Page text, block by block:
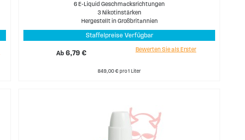
6 E-Liquid Geschmacksrichtungen
3 Nikotinstärken
Hergestellt in Großbritannien
Staffelpreise Verfügbar
Ab 6,79 €
Bewerten Sie als Erster
849,00 € pro 1 Liter